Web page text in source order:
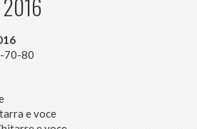
70-80
e voce